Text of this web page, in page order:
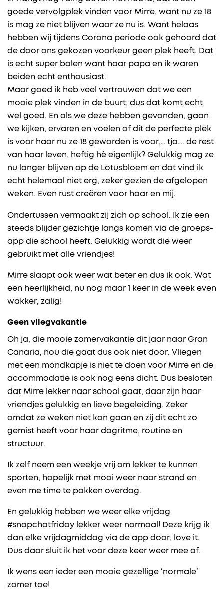
goede vervolgplek vinden voor Mirre, want nu ze 18
is mag ze niet blijven waar ze nu is. Want helaas
hebben wij tijdens Corona periode ook gehoord dat
de door ons gekozen voorkeur geen plek heeft. Dat
is echt super balen want haar papa en ik waren
beiden echt enthousiast.
Maar goed ik heb veel vertrouwen dat we een
mooie plek vinden in de buurt, dus dat komt echt
wel goed. En als we deze hebben gevonden, gaan
we kijken, ervaren en voelen of dit de perfecte plek
is voor haar nu ze 18 geworden is voor,… tja…. de rest
van haar leven, heftig hè eigenlijk? Gelukkig mag ze
nu langer blijven op de Lotusbloem en dat vind ik
echt helemaal niet erg, zeker gezien de afgelopen
weken. Even rust creëren voor haar en mij.
Ondertussen vermaakt zij zich op school. Ik zie een
steeds blijder gezichtje langs komen via de groeps-
app die school heeft. Gelukkig wordt die weer
gebruikt met alle vriendjes!
Mirre slaapt ook weer wat beter en dus ik ook. Wat
een heerlijkheid, nu nog maar 1 keer in de week even
wakker, zalig!
Geen vliegvakantie
Oh ja, die mooie zomervakantie dit jaar naar Gran
Canaria, nou die gaat dus ook niet door. Vliegen
met een mondkapje is niet te doen voor Mirre en de
accommodatie is ook nog eens dicht. Dus besloten
dat Mirre lekker naar school gaat, daar zijn haar
vriendjes gelukkig en lieve begeleiding. Zeker
omdat ze weken niet kon gaan en zij dit echt zo
gemist heeft voor haar dagritme, routine en
structuur.
Ik zelf neem een weekje vrij om lekker te kunnen
sporten, hopelijk met mooi weer naar strand en
even me time te pakken overdag.
En gelukkig hebben we weer elke vrijdag
#snapchatfriday lekker weer normaal! Deze krijg ik
dan elke vrijdagmiddag via de app door, love it.
Dus daar sluit ik het voor deze keer weer mee af.
Ik wens een ieder een mooie gezellige ‘normale’
zomer toe!